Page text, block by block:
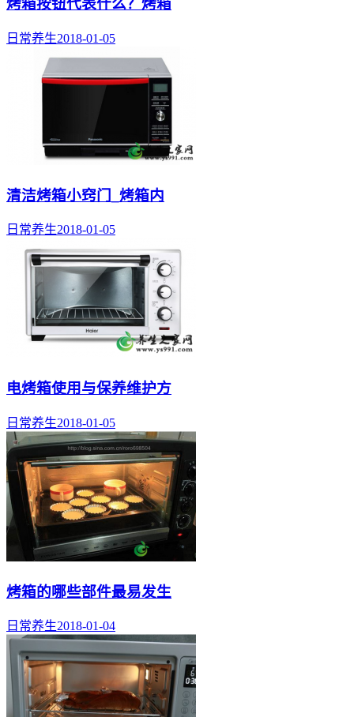
烤箱按钮代表什么？烤箱
日常养生2018-01-05
清洁烤箱小窍门_烤箱内
日常养生2018-01-05
电烤箱使用与保养维护方
日常养生2018-01-05
烤箱的哪些部件最易发生
日常养生2018-01-04